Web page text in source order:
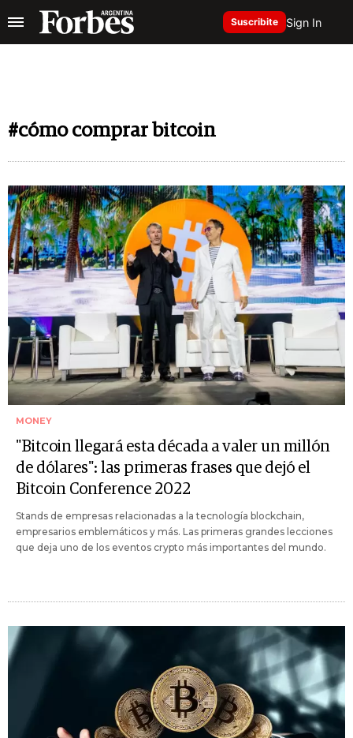
Suscribite Sign In
#cómo comprar bitcoin
MONEY
"Bitcoin llegará esta década a valer un millón
de dólares": las primeras frases que dejó el
Bitcoin Conference 2022
Stands de empresas relacionadas a la tecnología blockchain,
empresarios emblemáticos y más. Las primeras grandes lecciones
que deja uno de los eventos crypto más importantes del mundo.